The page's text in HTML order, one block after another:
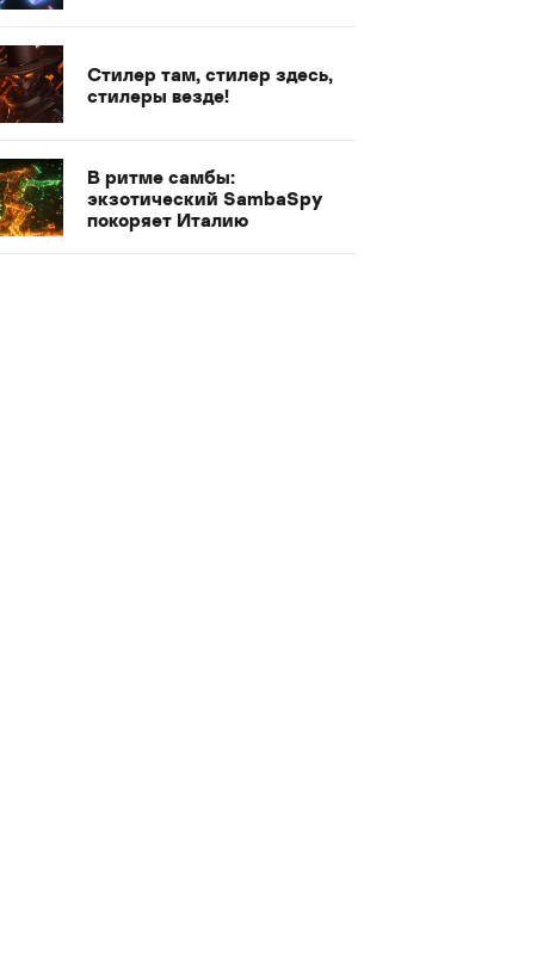
Стилер там, стилер здесь,
стилеры везде!
В ритме самбы:
экзотический SambaSpy
покоряет Италию